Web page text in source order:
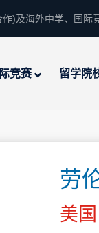
)及海外中学、国际
竞赛 留学院
劳
美